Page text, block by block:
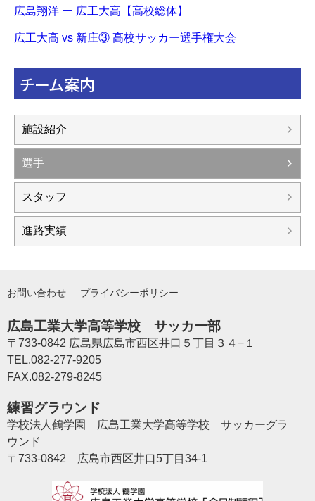
広島翔洋 ー 広工大高【高校総体】
広工大高 vs 新庄③ 高校サッカー選手権大会
チーム案内
施設紹介
選手
スタッフ
進路実績
お問い合わせ プライバシーポリシー
広島工業大学高等学校 サッカー部
〒733-0842 広島県広島市西区井口５丁目３４−１
TEL.082-277-9205
FAX.082-279-8245
練習グラウンド
学校法人鶴学園 広島工業大学高等学校 サッカーグラ
ウンド
〒733-0842 広島市西区井口5丁目34-1